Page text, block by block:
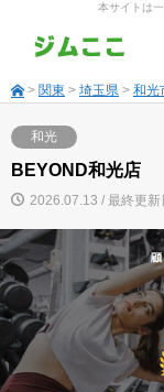
本サイトは
> 関東 > 埼玉県 > 和光
和光
BEYOND和光店
2026.07.13 / 最終更